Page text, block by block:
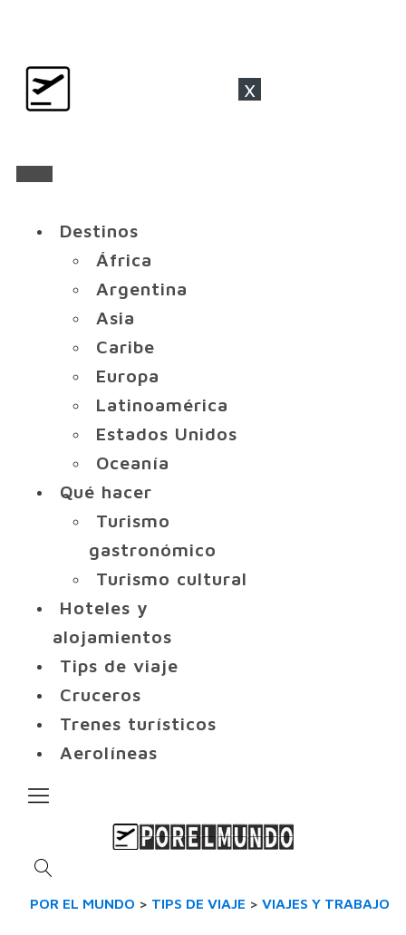
x
Destinos
África
Argentina
Asia
Caribe
Europa
Latinoamérica
Estados Unidos
Oceanía
Qué hacer
Turismo
gastronómico
Turismo cultural
Hoteles y
alojamientos
Tips de viaje
Cruceros
Trenes turísticos
Aerolíneas
POR EL MUNDO > TIPS DE VIAJE > VIAJES Y TRABAJO